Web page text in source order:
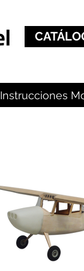
Instrucciones